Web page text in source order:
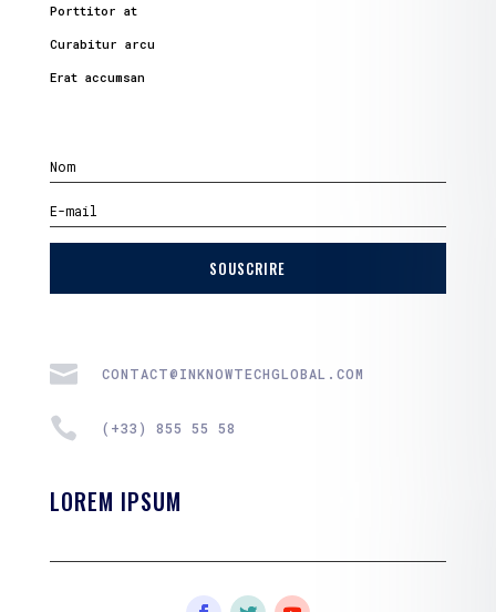
Porttitor at
Curabitur arcu
Erat accumsan
SOUSCRIRE
 CONTACT@INKNOWTECHGLOBAL.COM
 (+33) 855 55 58
LOREM IPSUM